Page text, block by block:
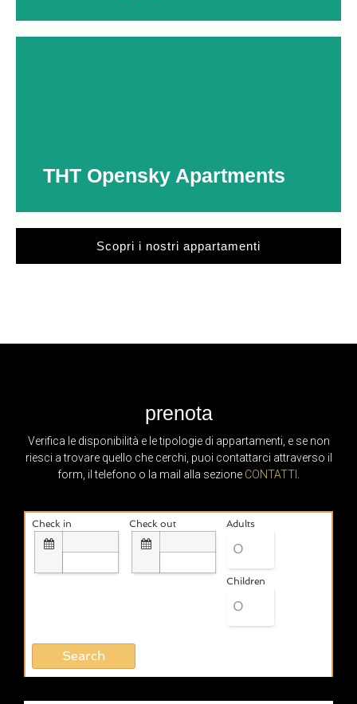
THT Opensky Apartments
Scopri di più
Scopri i nostri appartamenti
prenota
Verifica le disponibilità e le tipologie di appartamenti, e se non
riesci a trovare quello che cerchi, puoi contattarci attraverso il
form, il telefono o la mail alla sezione CONTATTI
Check in Check out Adults
Children